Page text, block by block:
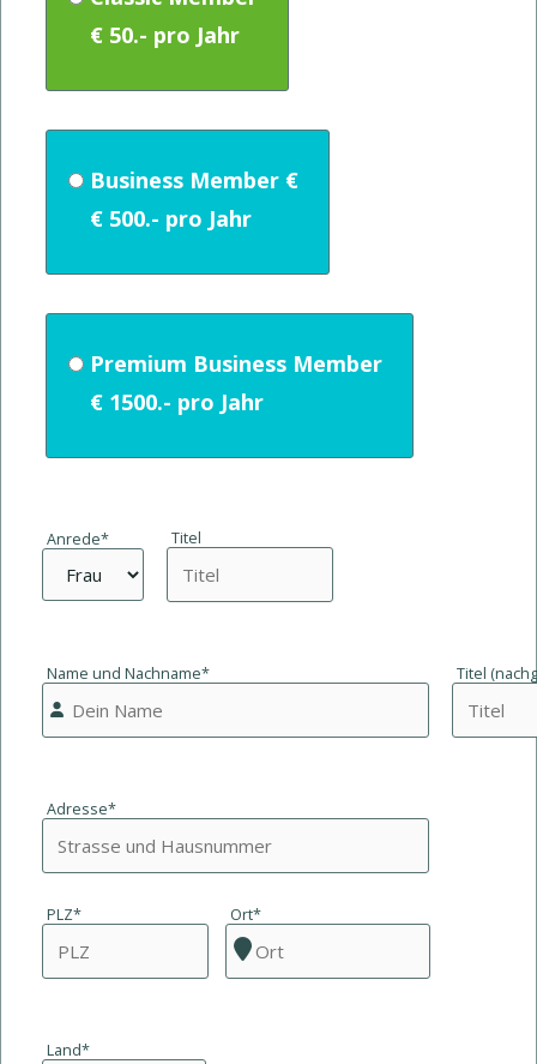
Business Member €
Premium Business Member
Anrede* Titel
Name und Nachname* Titel
Adresse*
PLZ* Ort*
Land*